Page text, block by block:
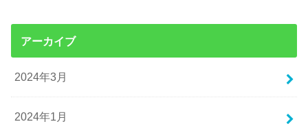
アーカイブ
2024年3月
2024年1月